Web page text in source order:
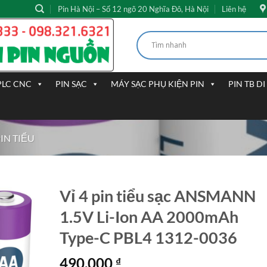
Pin Hà Nội – Số 12 ngõ 20 Nghĩa Đô, Hà Nội Liên hệ
CNC PIN SẠC MÁY SẠC PHỤ KIỆN PIN PIN TB
TIỂU
Vỉ 4 pin tiểu sạc ANSMANN
1.5V Li-Ion AA 2000mAh
Type-C PBL4 1312-0036
490.000 ₫